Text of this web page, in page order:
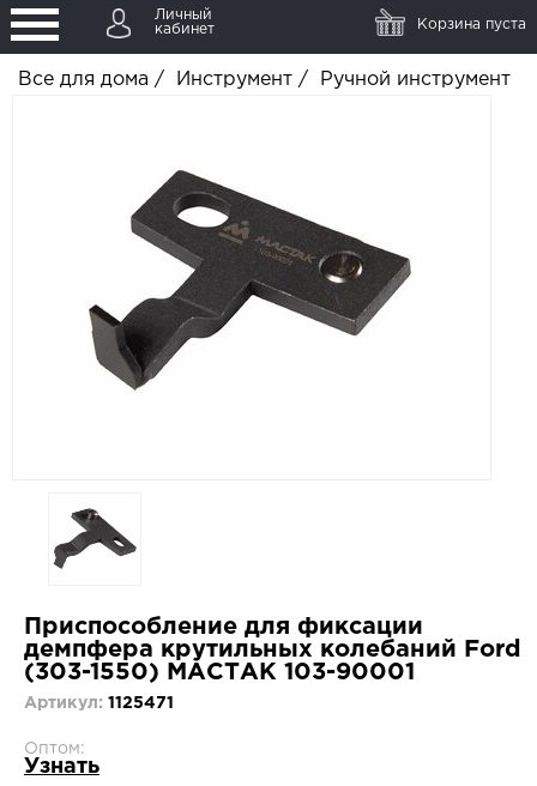
Личный
кабинет
Корзина пуста
Все для дома / Инструмент / Ручной инструмент
Приспособление для фиксации
демпфера крутильных колебаний Ford
(303-1550) МАСТАК 103-90001
Артикул: 1125471
Оптом:
Узнать